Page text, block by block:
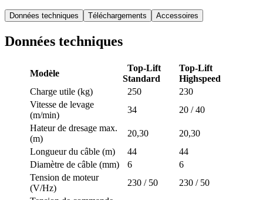
Données techniques Téléchargements Accessoires
Données techniques
Modèle
Top-Lift
Standard
Top-Lift
Highspeed
Charge utile (kg)
250
230
Vitesse de levage
(m/min)
34
20 / 40
Hateur de dresage max.
(m)
20,30
20,30
Longueur du câble (m)
44
44
Diamètre de câble (mm)
6
6
Tension de moteur
(V/Hz)
230 / 50
230 / 50